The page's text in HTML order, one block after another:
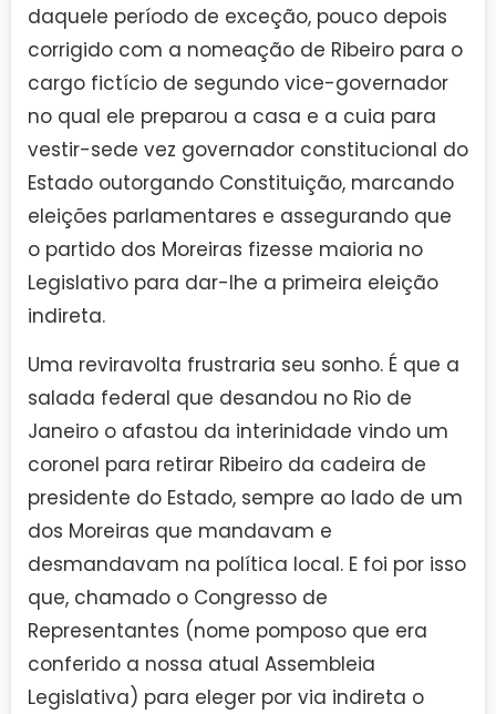
daquele período de exceção, pouco depois
corrigido com a nomeação de Ribeiro para o
cargo fictício de segundo vice-governador
no qual ele preparou a casa e a cuia para
vestir-sede vez governador constitucional do
Estado outorgando Constituição, marcando
eleições parlamentares e assegurando que
o partido dos Moreiras fizesse maioria no
Legislativo para dar-lhe a primeira eleição
indireta.
Uma reviravolta frustraria seu sonho. É que a
salada federal que desandou no Rio de
Janeiro o afastou da interinidade vindo um
coronel para retirar Ribeiro da cadeira de
presidente do Estado, sempre ao lado de um
dos Moreiras que mandavam e
desmandavam na política local. E foi por isso
que, chamado o Congresso de
Representantes (nome pomposo que era
conferido a nossa atual Assembleia
Legislativa) para eleger por via indireta o